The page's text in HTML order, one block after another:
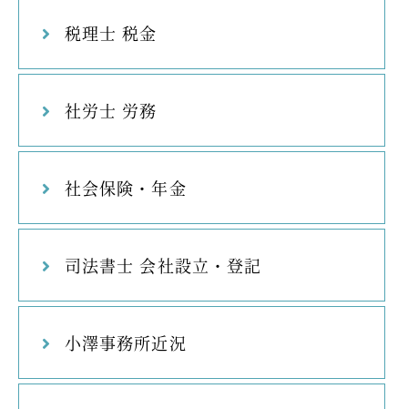
税理士 税金
社労士 労務
社会保険・年金
司法書士 会社設立・登記
小澤事務所近況